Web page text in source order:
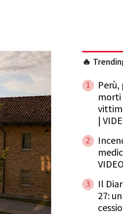
🔥
1
morti
|
2
VIDEO
3
Il
27: